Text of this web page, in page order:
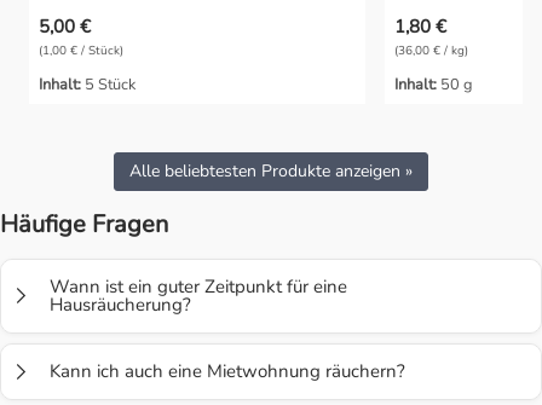
5,00 €
(1,00 € / Stück)
Inhalt: 5 Stück
1,80 €
(36,00 € / kg)
Inhalt: 50 g
Alle beliebtesten Produkte anzeigen »
Häufige Fragen
Wann ist ein guter Zeitpunkt für eine
Hausräucherung?
Besonders sinnvoll ist es nach einem Umzug, einem Streit,
Krankheit, Todesfall oder einfach dann, wenn die
Kann ich auch eine Mietwohnung räuchern?